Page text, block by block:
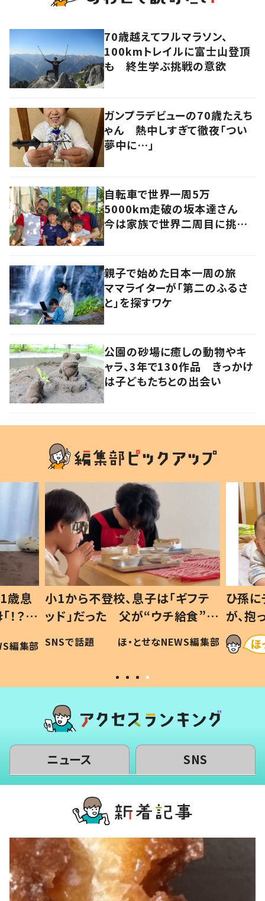
70歳越えてフルマラソン、
100kmトレイルに富士山登頂
も 終生学ぶ挑戦の意欲
ガンプラデビューの70歳たえち
ゃん 熱中しすぎて徹夜「つい
夢中に…」
自転車で世界一周5万
5000km走破の坂本達さん
今は家族で世界二周目に挑戦
親子で始めた日本一周の旅
ママライターが「第二のふるさ
と」を探すワケ
公園の砂場に癒しの動物やキ
ャラ、3年で130作品 きっかけ
は子どもたちとの出会い
歳息
？」
編集部
小1から不登校、息子は「ギフテ
ッド」だった 父が“ウチ給食”を
作り続ける理由とは #令和の親
#令和の子
SNSで話題 ほ・とせなNEWS編集部
ひ孫
が、
「涙が
い」
ニュース SNS